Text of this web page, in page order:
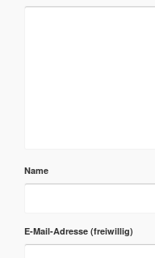
Name
E-Mail-Adresse